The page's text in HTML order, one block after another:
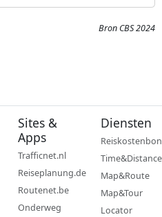
Bron CBS 2024
Sites &
Apps
Trafficnet.nl
Reiseplanung.de
Routenet.be
Onderweg
Diensten
Reiskostenbon
Time&Distance
Map&Route
Map&Tour
Locator